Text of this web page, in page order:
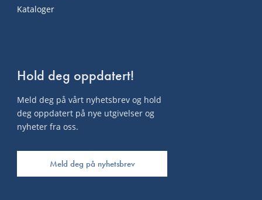
Kataloger
Hold deg oppdatert!
Meld deg på vårt nyhetsbrev og hold
deg oppdatert på nye utgivelser og
nyheter fra oss.
Meld deg på nyhetsbrev